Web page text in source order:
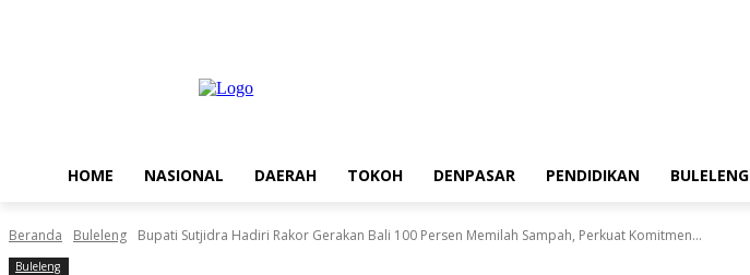
HOME NASIONAL DAERAH TOKOH DENPASAR PENDIDIKAN BULELENG
Beranda Buleleng Bupati Sutjidra Hadiri Rakor Gerakan Bali 100 Persen Memilah Sampah, Perkuat Komitmen...
Buleleng